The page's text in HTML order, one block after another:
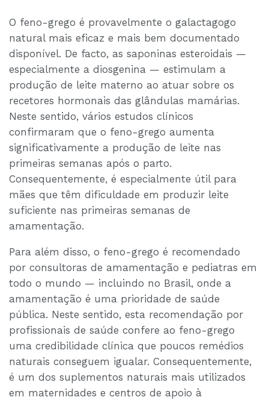
O feno-grego é provavelmente o galactagogo
natural mais eficaz e mais bem documentado
disponível. De facto, as saponinas esteroidais —
especialmente a diosgenina — estimulam a
produção de leite materno ao atuar sobre os
recetores hormonais das glândulas mamárias.
Neste sentido, vários estudos clínicos
confirmaram que o feno-grego aumenta
significativamente a produção de leite nas
primeiras semanas após o parto.
Consequentemente, é especialmente útil para
mães que têm dificuldade em produzir leite
suficiente nas primeiras semanas de
amamentação.
Para além disso, o feno-grego é recomendado
por consultoras de amamentação e pediatras em
todo o mundo — incluindo no Brasil, onde a
amamentação é uma prioridade de saúde
pública. Neste sentido, esta recomendação por
profissionais de saúde confere ao feno-grego
uma credibilidade clínica que poucos remédios
naturais conseguem igualar. Consequentemente,
é um dos suplementos naturais mais utilizados
em maternidades e centros de apoio à